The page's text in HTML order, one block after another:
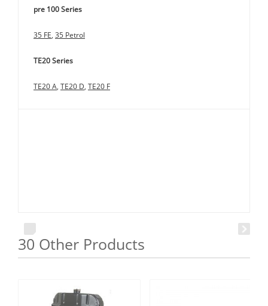
pre 100 Series
35 FE, 35 Petrol
TE20 Series
TE20 A, TE20 D, TE20 F
30 Other Products